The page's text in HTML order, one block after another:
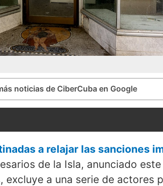
noticias de CiberCuba en Google
a relajar las sanciones
de la Isla, anunciado
excluye a una serie de actores